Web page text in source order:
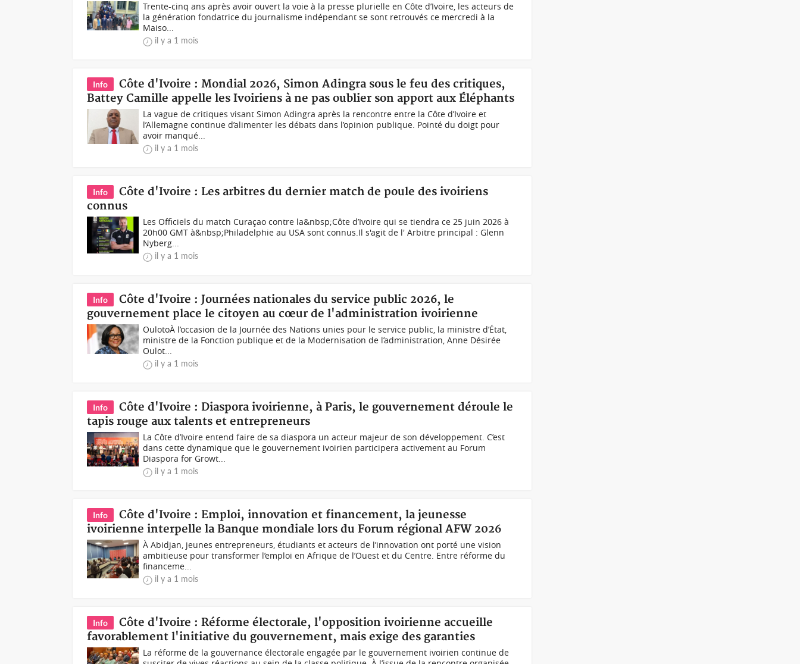
Trente-cinq ans après avoir ouvert la voie à la presse plurielle en Côte d’Ivoire, les acteurs de
la génération fondatrice du journalisme indépendant se sont retrouvés ce mercredi à la
Maiso...
il y a 1 mois
Info
Côte d'Ivoire : Mondial 2026, Simon Adingra sous le feu des critiques,
Battey Camille appelle les Ivoiriens à ne pas oublier son apport aux Éléphants
La vague de critiques visant Simon Adingra après la rencontre entre la Côte d’Ivoire et
l’Allemagne continue d’alimenter les débats dans l’opinion publique. Pointé du doigt pour
avoir manqué...
il y a 1 mois
Info
Côte d'Ivoire : Les arbitres du dernier match de poule des ivoiriens
connus
Les Officiels du match Curaçao contre la&nbsp;Côte d’Ivoire qui se tiendra ce 25 juin 2026 à
20h00 GMT à&nbsp;Philadelphie au USA sont connus.Il s'agit de l' Arbitre principal : Glenn
Nyberg...
il y a 1 mois
Info
Côte d'Ivoire : Journées nationales du service public 2026, le
gouvernement place le citoyen au cœur de l'administration ivoirienne
OulotoÀ l’occasion de la Journée des Nations unies pour le service public, la ministre d’État,
ministre de la Fonction publique et de la Modernisation de l’administration, Anne Désirée
Oulot...
il y a 1 mois
Info
Côte d'Ivoire : Diaspora ivoirienne, à Paris, le gouvernement déroule le
tapis rouge aux talents et entrepreneurs
La Côte d’Ivoire entend faire de sa diaspora un acteur majeur de son développement. C’est
dans cette dynamique que le gouvernement ivoirien participera activement au Forum
Diaspora for Growt...
il y a 1 mois
Info
Côte d'Ivoire : Emploi, innovation et financement, la jeunesse
ivoirienne interpelle la Banque mondiale lors du Forum régional AFW 2026
À Abidjan, jeunes entrepreneurs, étudiants et acteurs de l’innovation ont porté une vision
ambitieuse pour transformer l’emploi en Afrique de l’Ouest et du Centre. Entre réforme du
financeme...
il y a 1 mois
Info
Côte d'Ivoire : Réforme électorale, l'opposition ivoirienne accueille
favorablement l'initiative du gouvernement, mais exige des garanties
La réforme de la gouvernance électorale engagée par le gouvernement ivoirien continue de